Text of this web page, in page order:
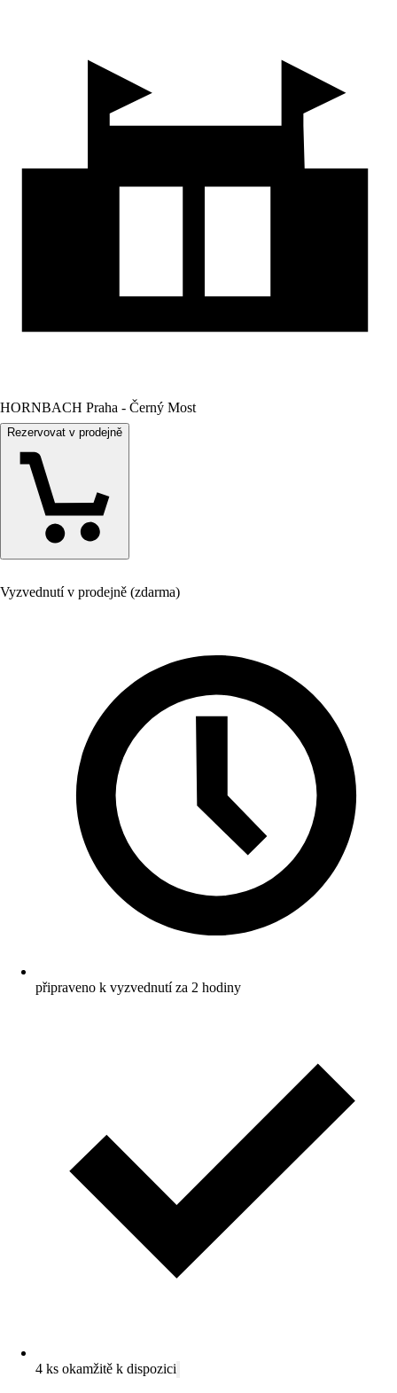
HORNBACH Praha - Černý Most
Rezervovat v prodejně
Vyzvednutí v prodejně (zdarma)
připraveno k vyzvednutí za 2 hodiny
4 ks okamžitě k dispozici